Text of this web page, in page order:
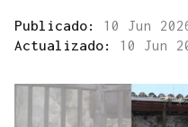
Publicado: 10 Jun
Actualizado: 10 Jun